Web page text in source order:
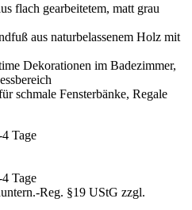
flach gearbeitetem, matt grau
aus naturbelassenem Holz mit
Dekorationen im Badezimmer,
schmale Fensterbänke, Regale
Tage
Tage
Reg. §19 UStG zzgl.